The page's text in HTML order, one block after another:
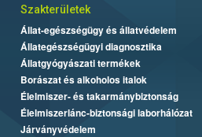
Szakterületek
Állat-egészségügy és állatvédelem
Állategészségügyi diagnosztika
Állatgyógyászati termékek
Borászat és alkoholos italok
Élelmiszer- és takarmánybiztonság
Élelmiszerlánc-biztonsági laborhálózat
Járványvédelem